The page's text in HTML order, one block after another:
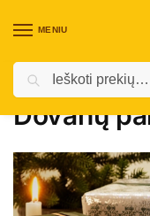
MENIU
Pradžia / Kalėdinės prekės
Dovanų